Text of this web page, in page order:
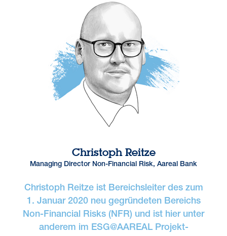
Christoph Reitze
Managing Director Non-Financial Risk, Aareal Bank
Christoph Reitze ist Bereichsleiter des zum
1. Januar 2020 neu gegründeten Bereichs
Non-Financial Risks (NFR) und ist hier unter
anderem im ESG@AAREAL Projekt-